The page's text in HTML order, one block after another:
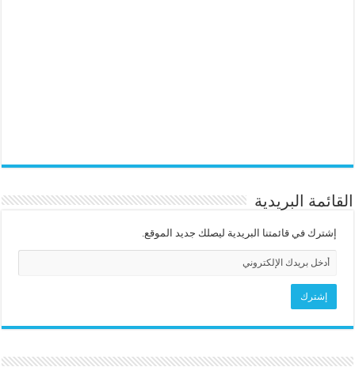
القائمة البريدية
إشترك في قائمتنا البريدية ليصلك جديد الموقع.